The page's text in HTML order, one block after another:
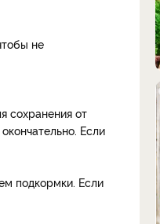
не
сохранения от
Если
подкормки. Если